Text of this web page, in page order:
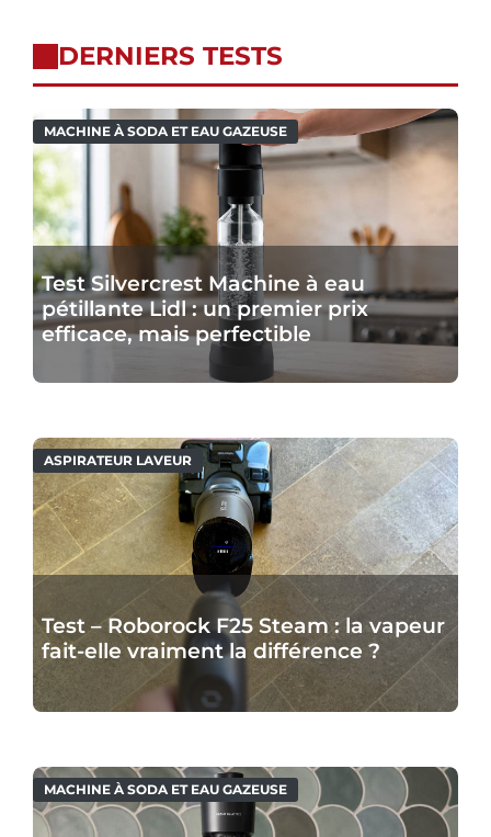
DERNIERS TESTS
MACHINE À SODA ET EAU GAZEUSE
Test Silvercrest Machine à eau
pétillante Lidl : un premier prix
efficace, mais perfectible
ASPIRATEUR LAVEUR
Test – Roborock F25 Steam : la vapeur
fait-elle vraiment la différence ?
MACHINE À SODA ET EAU GAZEUSE